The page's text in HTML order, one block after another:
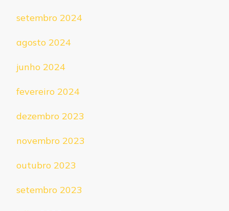
setembro 2024
agosto 2024
junho 2024
fevereiro 2024
dezembro 2023
novembro 2023
outubro 2023
setembro 2023